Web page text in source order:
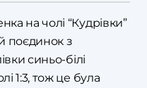
на чолі “Кудрівки”
поєдинок з
синьо-білі
1:3, тож це була